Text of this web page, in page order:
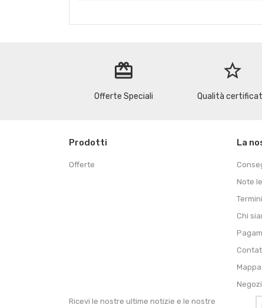
redeem
Offerte Speciali
star_border
Qualità
Prodotti
Offerte
La
Note
Chi
Negozi
Ricevi le nostre ultime notizie e le nostre